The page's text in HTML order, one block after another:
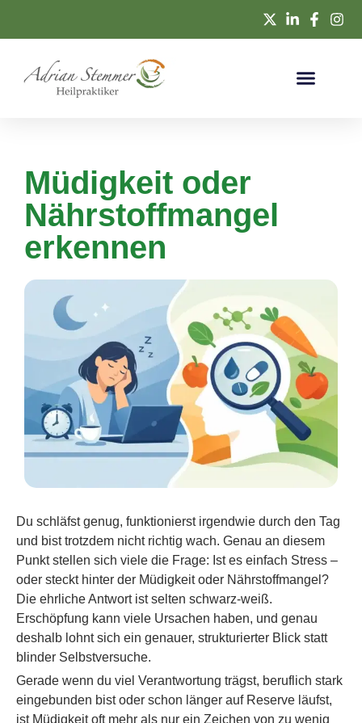
Müdigkeit oder
Nährstoffmangel
erkennen
Du schläfst genug, funktionierst irgendwie durch den Tag
und bist trotzdem nicht richtig wach. Genau an diesem
Punkt stellen sich viele die Frage: Ist es einfach Stress –
oder steckt hinter der Müdigkeit oder Nährstoffmangel?
Die ehrliche Antwort ist selten schwarz-weiß.
Erschöpfung kann viele Ursachen haben, und genau
deshalb lohnt sich ein genauer, strukturierter Blick statt
blinder Selbstversuche.
Gerade wenn du viel Verantwortung trägst, beruflich stark
eingebunden bist oder schon länger auf Reserve läufst,
ist Müdigkeit oft mehr als nur ein Zeichen von zu wenig